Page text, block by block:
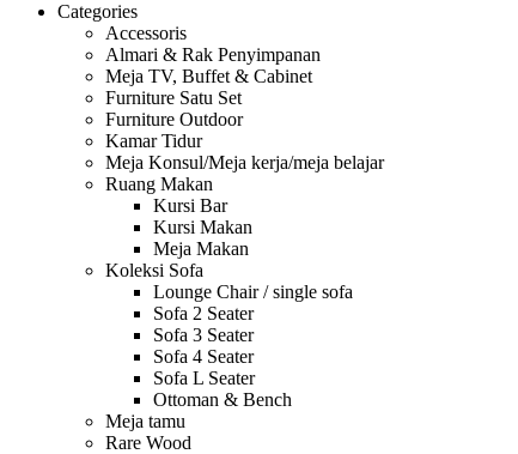
Categories
Accessoris
Almari & Rak Penyimpanan
Meja TV, Buffet & Cabinet
Furniture Satu Set
Furniture Outdoor
Kamar Tidur
Meja Konsul/Meja kerja/meja belajar
Ruang Makan
Kursi Bar
Kursi Makan
Meja Makan
Koleksi Sofa
Lounge Chair / single sofa
Sofa 2 Seater
Sofa 3 Seater
Sofa 4 Seater
Sofa L Seater
Ottoman & Bench
Meja tamu
Rare Wood